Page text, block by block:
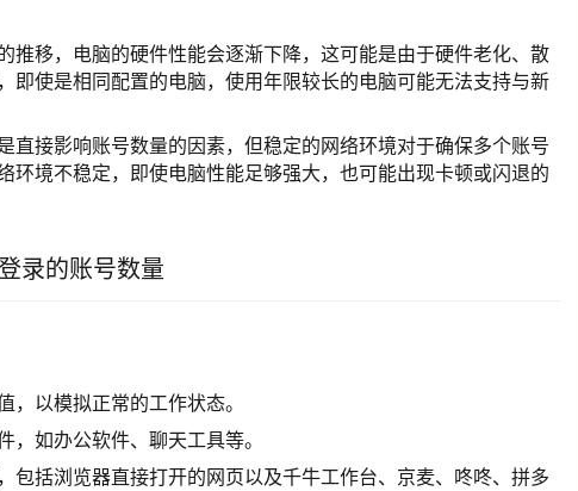
推移，电脑的硬件性能会逐渐下降，这可能是由于硬件老化、散
即使是相同配置的电脑，使用年限较长的电脑可能无法支持与新
直接影响账号数量的因素，但稳定的网络环境对于确保多个账号
环境不稳定，即使电脑性能足够强大，也可能出现卡顿或闪退的
录的账号数量
，以模拟正常的工作状态。
，如办公软件、聊天工具等。
包括浏览器直接打开的网页以及千牛工作台、京麦、咚咚、拼多